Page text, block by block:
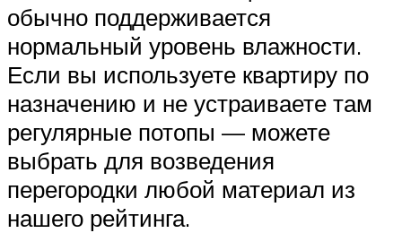
обычно поддерживается
нормальный уровень влажности.
Если вы используете квартиру по
назначению и не устраиваете там
регулярные потопы — можете
выбрать для возведения
перегородки любой материал из
нашего рейтинга.